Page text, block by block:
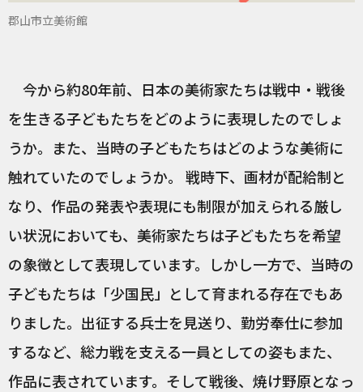
郡山市立美術館
今から約80年前、日本の美術家たちは戦中・戦後
を生きる子どもたちをどのように表現したのでしょ
うか。また、当時の子どもたちはどのような美術に
触れていたのでしょうか。 戦時下、画材が配給制と
なり、作品の発表や表現にも制限が加えられる厳し
い状況においても、美術家たちは子どもたちを希望
の象徴として表現しています。しかし一方で、当時の
子どもたちは「少国民」として育まれる存在でもあ
りました。出征する兵士を見送り、勤労奉仕に参加
するなど、総力戦を支える一員としての姿もまた、
作品に表されています。そして戦後、焼け野原となっ